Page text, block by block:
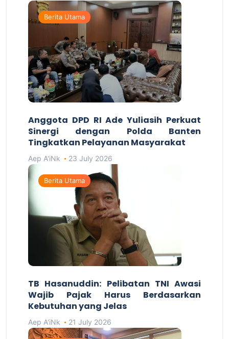
Berita Utama
Anggota DPD RI Ade Yuliasih Perkuat
Sinergi dengan Polda Banten
Tingkatkan Pelayanan Masyarakat
Aep A'iNk 23 July 2026
Berita Utama
TB Hasanuddin: Pelibatan TNI Awasi
Wajib Pajak Harus Berdasarkan
Kebutuhan yang Jelas
Aep A'iNk 21 July 2026